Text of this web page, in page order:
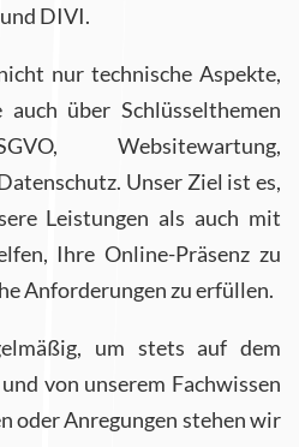
DIVI.
nur technische Aspekte,
über Schlüsselthemen
Websitewartung,
Unser Ziel ist es,
Leistungen als auch mit
Ihre Online-Präsenz zu
Anforderungen zu erfüllen.
um stets auf dem
von unserem Fachwissen
oder Anregungen stehen wir